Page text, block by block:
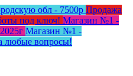
обл - 7500р Продажа
под ключ! Магазин №1 -
Магазин №1 -
любые вопросы!